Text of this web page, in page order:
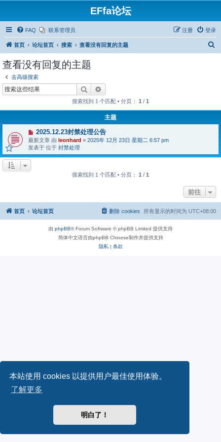
本站使用 cookies 以提供用户最佳使用体验。
了解更多
明白了！
EFfa论坛
FAQ 联系管理员 登录
注册
首页 论坛首页 搜索 查看没有回复的主题
查看没有回复的主题
去高级搜索
搜索
搜索找到 1 个匹配 • 分页： 1 / 1
主题
有
新
帖
2025.12.23封禁处理公告
最新文章 由 leonhard « 2025年 12月 23日 星期二 6:57 pm
发表于 位于 封禁处理
搜索找到 1 个匹配 • 分页： 1 / 1
前往
首页 论坛首页 所有显示的时间为 UTC+08:00
删除 cookies
由 phpBB® Forum Software © phpBB Limited 提供支持
简体中文语言由phpBB Chinese制作并提供支持
隐私 | 条款